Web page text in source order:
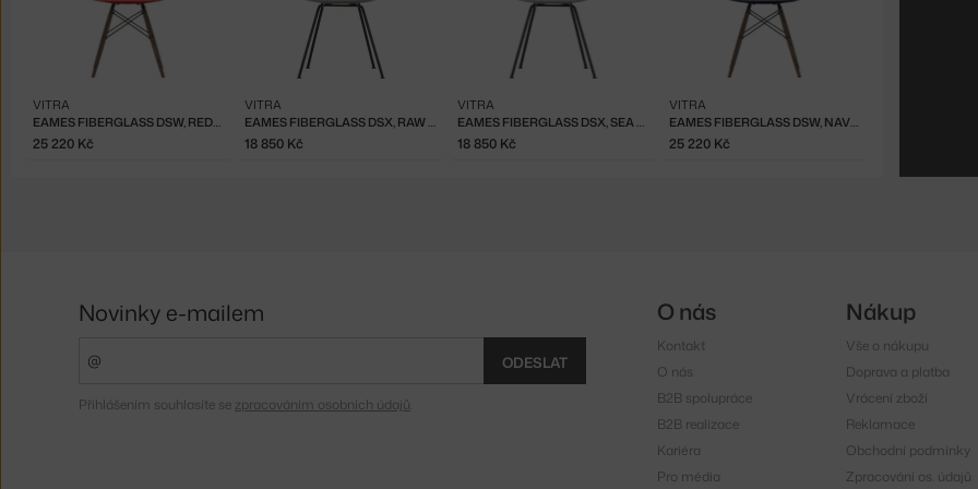
EAMES FIBERGLASS DSW, RED/DARK MAPLE
VITRA
25 220 Kč
EAMES FIBERGLASS DSX, RAW UMBER
VITRA
18 850 Kč
EAMES FIBERGLASS DSX, SEA FOAM GREEN
VITRA
18 850 Kč
EAMES FIBERGLASS DSW, NAVY BLUE/DARK MAPLE
VITRA
25 220 Kč
Novinky e-mailem
ODESLAT
Přihlášením souhlasíte se zpracováním osobních údajů
O nás
Kontakt
O nás
B2B spolupráce
B2B realizace
Kariéra
Pro média
Nákup
Vše o nákupu
Doprava a platba
Vrácení zboží
Reklamace
Obchodní podmínky
Zpracování os. údajů